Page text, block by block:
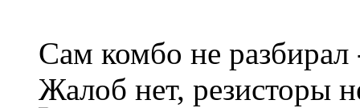
Сам комбо не разбирал
Жалоб нет, резисторы